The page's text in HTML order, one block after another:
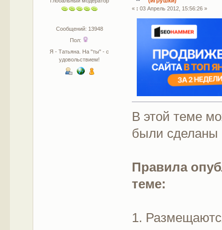
Сообщений: 13948
Пол:
Я - Татьяна. На "ты" - с
удовольствием!
« : 03 Апрель 2012, 15:56:26 »
В этой теме
были сделаны
Правила
теме:
1.